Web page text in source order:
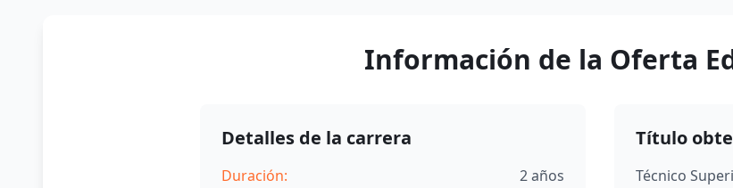
Información de la Oferta
Detalles de la carrera
Duración:
2 años
Título
Técnico